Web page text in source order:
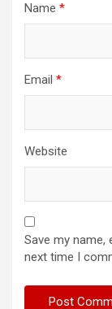
Name *
Email *
Website
Save my name,
next time I